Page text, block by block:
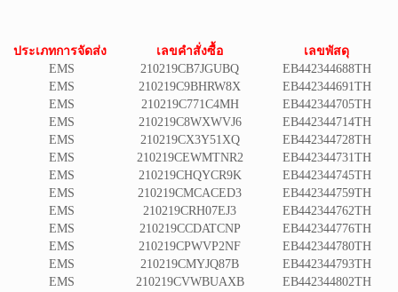
ประเภทการจัดส่ง เลขคำสั่งซื้อ
เลขพัสดุ
EMS
210219CB7JGUBQ
EB442344688TH
EMS
210219C9BHRW8X
EB442344691TH
EMS
210219C771C4MH
EB442344705TH
EMS
210219C8WXWVJ6
EB442344714TH
EMS
210219CX3Y51XQ
EB442344728TH
EMS
210219CEWMTNR2
EB442344731TH
EMS
210219CHQYCR9K
EB442344745TH
EMS
210219CMCACED3
EB442344759TH
EMS
210219CRH07EJ3
EB442344762TH
EMS
210219CCDATCNP
EB442344776TH
EMS
210219CPWVP2NF
EB442344780TH
EMS
210219CMYJQ87B
EB442344793TH
EMS
210219CVWBUAXB
EB442344802TH